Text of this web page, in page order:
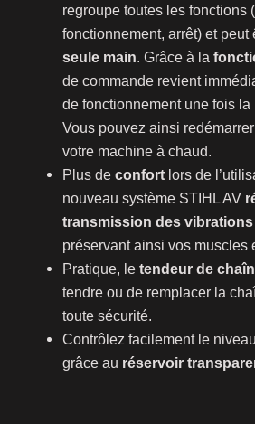
regroupe toutes les fonctions
fonctionnement, arrêt) et peut
seule main . Grâce à la
de commande revient
de fonctionnement une fois la
Vous pouvez ainsi
votre machine à chaud.
Plus deconfort lors de
nouveau système STIHL AV
transmission des
préservant ainsi vos muscles
Pratique, letendeur de
tendre ou de remplacer la
toute sécurité.
Contrôlez facilement le
grâce au réservoir